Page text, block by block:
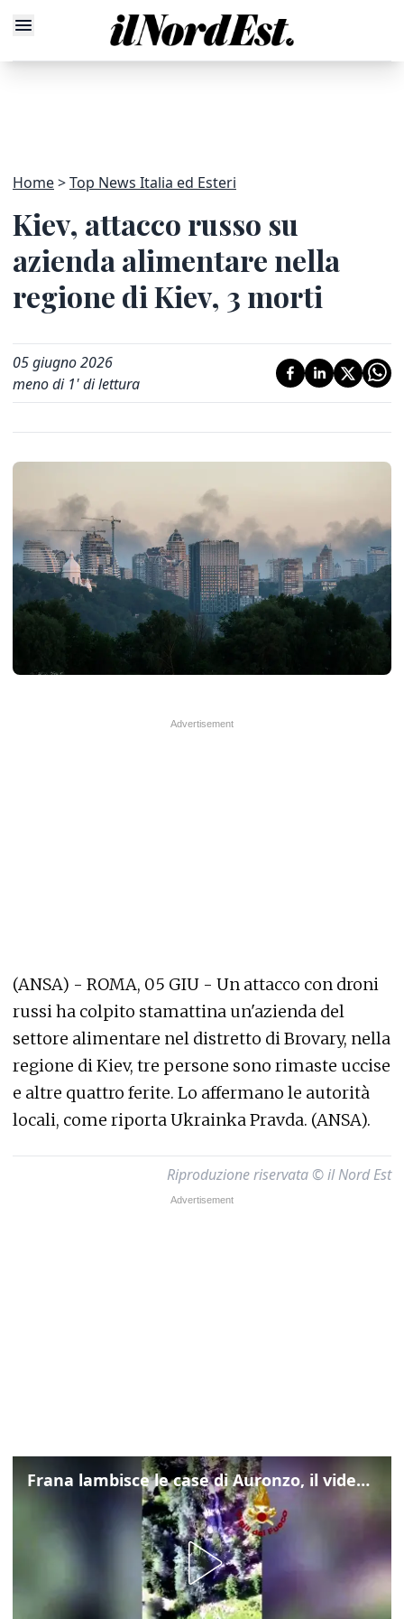
Home Top News Italia ed Esteri
Kiev, attacco russo su
azienda alimentare nella
regione di Kiev, 3 morti
05 giugno 2026
meno di 1' di lettura
(ANSA) - ROMA, 05 GIU - Un attacco con droni
russi ha colpito stamattina un'azienda del
settore alimentare nel distretto di Brovary, nella
regione di Kiev, tre persone sono rimaste uccise
e altre quattro ferite. Lo affermano le autorità
locali, come riporta Ukrainka Pravda. (ANSA).
Riproduzione riservata © il Nord Est
Frana lambisce le case di Auronzo, il video dall'elicottero dei vigili del fuoco